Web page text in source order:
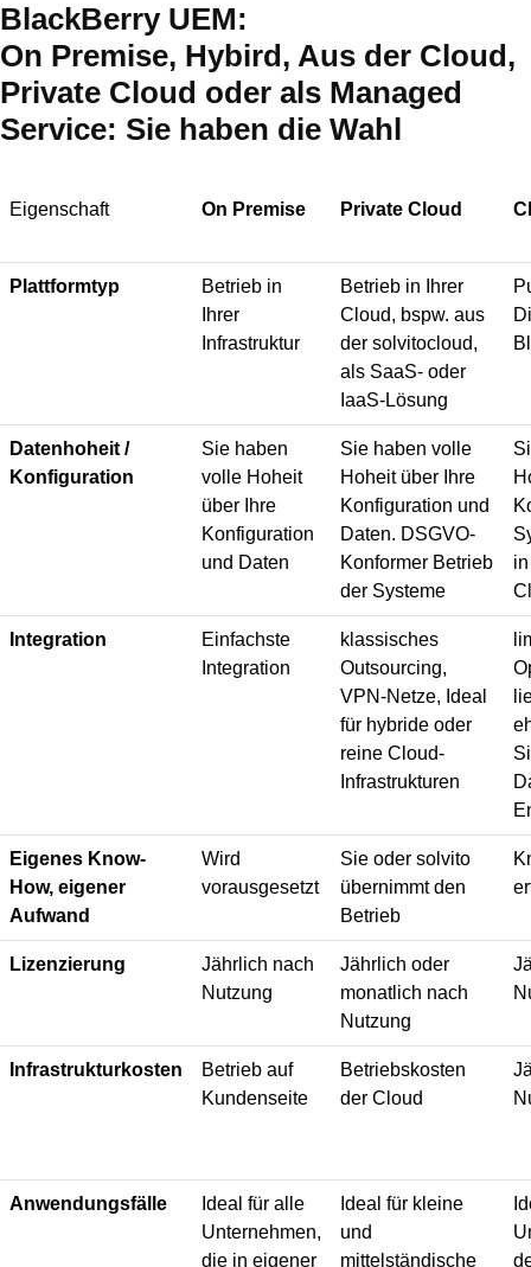
BlackBerry UEM:
On Premise, Hybird, Aus der Cloud,
Private Cloud oder als Managed
Service: Sie haben die Wahl
Eigenschaft On Premise Private Cloud
Plattformtyp
Betrieb in
Ihrer
Infrastruktur
Betrieb in Ihrer
Cloud, bspw. aus
der solvitocloud,
als SaaS- oder
IaaS-Lösung
Datenhoheit /
Konfiguration
Sie haben
volle Hoheit
über Ihre
Konfiguration
und Daten
Sie haben volle
Hoheit über Ihre
Konfiguration und
Daten. DSGVO-
Konformer Betrieb
der Systeme
Integration
Einfachste
Integration
klassisches
Outsourcing,
VPN-Netze, Ideal
für hybride oder
reine Cloud-
Infrastrukturen
Eigenes Know-
How, eigener
Aufwand
Wird
vorausgesetzt
Sie oder solvito
übernimmt den
Betrieb
Lizenzierung
Jährlich nach
Nutzung
Jährlich oder
monatlich nach
Nutzung
Infrastrukturkosten
Betrieb auf
Kundenseite
Betriebskosten
der Cloud
Anwendungsfälle
Ideal für alle
Unternehmen,
die in eigener
Ideal für kleine
und
mittelständische